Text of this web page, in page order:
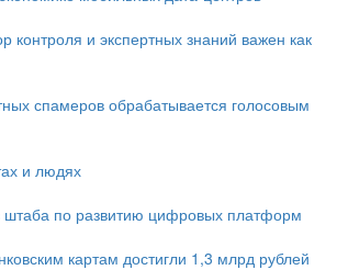
контроля и экспертных знаний важен как
спамеров обрабатывается голосовым
и людях
штаба по развитию цифровых платформ
картам достигли 1,3 млрд рублей